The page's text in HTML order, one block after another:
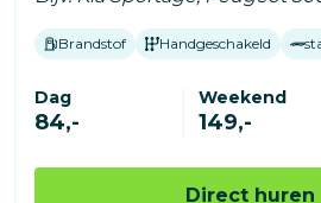
Brandstof Handgeschakeld
Dag
84,-
Weekend
149,-
Direct huren